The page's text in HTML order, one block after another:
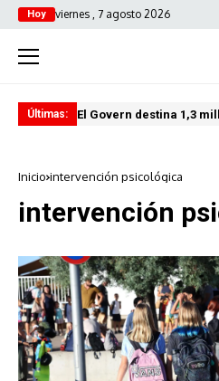
Hoy viernes , 7 agosto 2026
Últimas: El Govern destina 1,3
Inicio intervención psicológica
intervención